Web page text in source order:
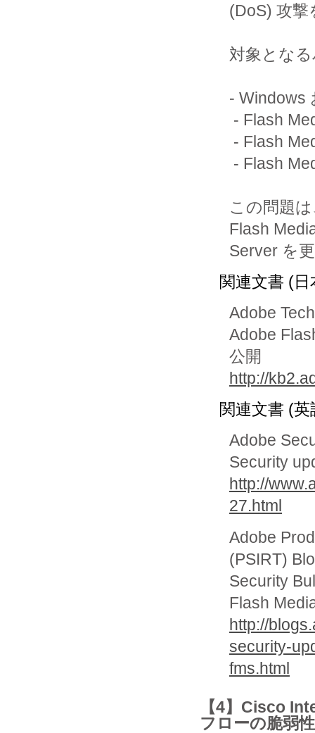
(DoS) 攻
対象とな
- Windows
この問題
Flash
関連文書 (日
Adobe
Adobe
公開
http://
関連文書 (英
Adobe
Security
http://
27.html
Adobe
(PSIRT)
Security
Flash
http://
security-
fms.html
【4】Cisco
フローの脆弱性